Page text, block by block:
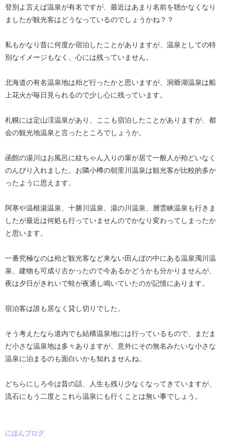
登別よ言えば温泉が有名ですが、最近はあまり名前を聴かなくなり
ましたが観光客はどうなっているのでしょうかね？？
私もかなり昔に何度か宿泊したことがありますが、温泉としての特
別なイメージもなく、心には残っていません。
北海道の有名温泉地は殆ど行ったかと思いますが、洞爺湖温泉は船
上花火が毎日見られるので少し心に残っています。
札幌には定山渓温泉があり、ここも宿泊したことがありますが、都
会の観光地温泉と言ったところでしょうか。
函館の湯川はお風呂に紋ちゃん入りの輩が居て一般人が殆どいなく
のんびり入れました。お隣小樽の朝里川温泉は観光客が比較的多か
ったように思えます。
阿寒や温根湯温泉、十勝川温泉、湯の川温泉、層雲峡温泉も行きま
したが最近は何処も行っていませんのでかなり変わってしまったか
と思います。
一番究極なのは殆ど観光客など来ない田んぼの中にある温泉濁川温
泉、建物も可成り古かったので今あるかどうかも分かりませんが、
夜は夕日がきれいで蛙が夜通し鳴いていたのが記憶にあります。
宿泊客は誰も居なく貸し切りでした。
そう考えたなら道内でも結構温泉地には行っているもので、まだま
だ小さな温泉地は多々ありますが、意外にその無名みたいな小さな
温泉に泊まるのも面白いかも知れませんね。
どちらにしろ今は昔の話、人生も残り少なくなってきていますが、
流石にもう二度とこれら温泉にも行くことは無い事でしょう。
にほんブログ